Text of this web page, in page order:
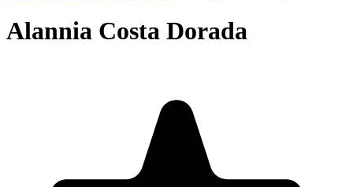
Alannia Costa Dorada